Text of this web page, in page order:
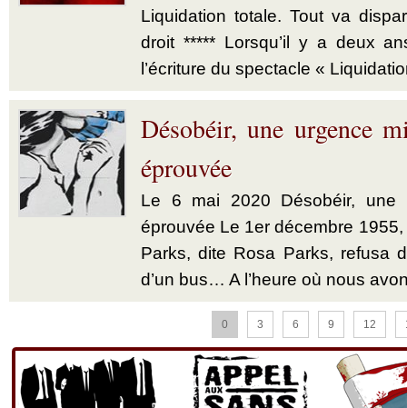
Liquidation totale. Tout va
droit ***** Lorsqu’il y a deux
l’écriture du spectacle «
Désobéir, une urgence
éprouvée
Le 6 mai 2020 Désobéir, une
éprouvée Le 1er décembre
Parks, dite Rosa Parks, refusa
d’un bus… A l’heure où nous
0 3 6 9 12